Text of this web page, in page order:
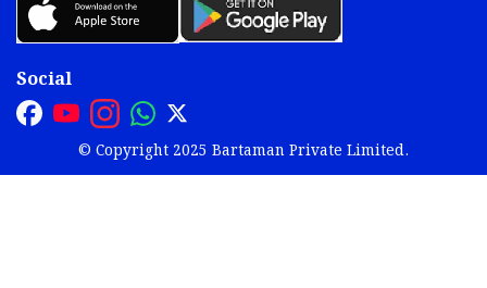
Social
© Copyright 2025 Bartaman Private Limited.